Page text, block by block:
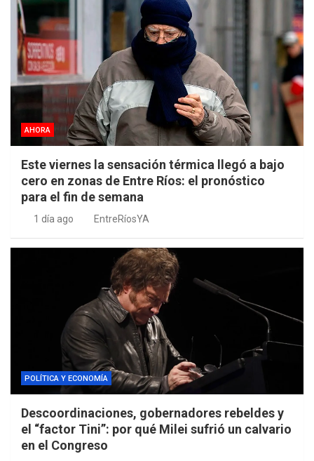
AHORA
Este viernes la sensación térmica llegó a bajo
cero en zonas de Entre Ríos: el pronóstico
para el fin de semana
1 día ago EntreRíosYA
POLÍTICA Y ECONOMÍA
Descoordinaciones, gobernadores rebeldes y
el “factor Tini”: por qué Milei sufrió un calvario
en el Congreso